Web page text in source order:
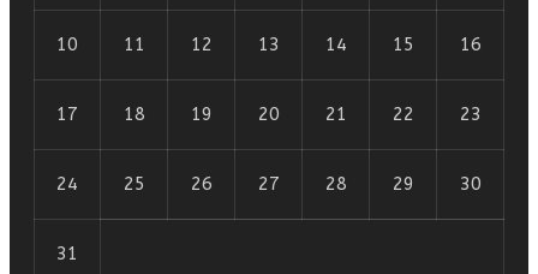
10 11 12 13 14 15 16
17 18 19 20 21 22 23
24 25 26 27 28 29 30
31